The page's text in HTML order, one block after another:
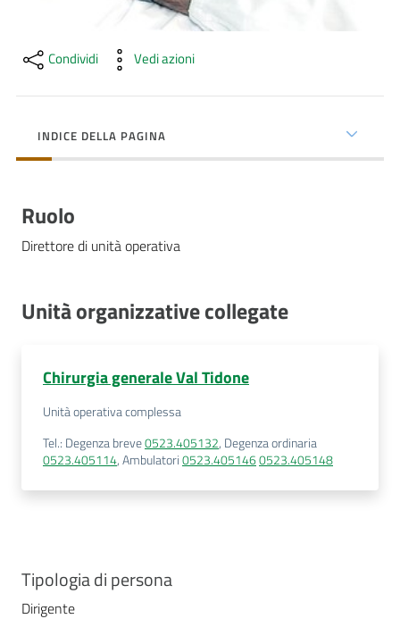
Novità
Imprese
Condividi Vedi azioni
INDICE DELLA PAGINA
Ruolo
Direttore di unità operativa
Unità organizzative collegate
Chirurgia generale Val Tidone
Unità operativa complessa
Tel.: Degenza breve0523.405132, Degenza ordinaria
0523.405114,Ambulatori0523.4051460523.405148
Tipologia di persona
Dirigente